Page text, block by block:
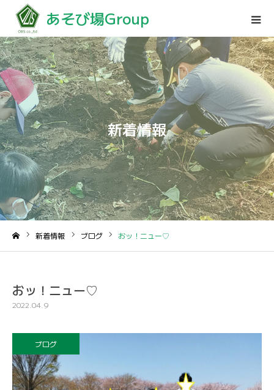
あそび場Group
新着情報
新着情報 ブログ おッ！ニュー♡
おッ！ニュー♡
2022.04.9
ブログ